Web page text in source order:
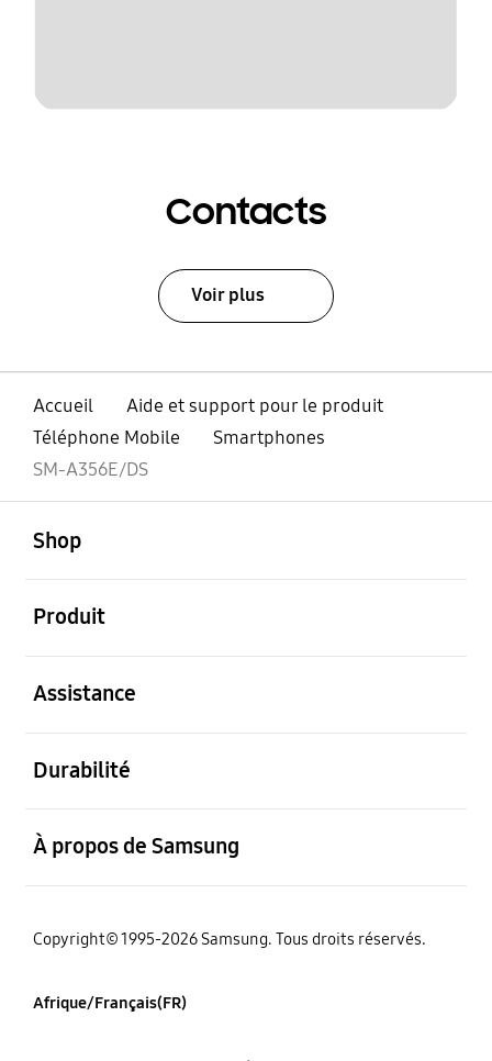
Contacts
Voir plus
Accueil
Aide et support pour le produit
Téléphone Mobile
Smartphones
SM-A356E/DS
Shop
Produit
Assistance
Durabilité
À propos de Samsung
Copyright© 1995-2026 Samsung. Tous droits réservés.
Afrique/Français(FR)